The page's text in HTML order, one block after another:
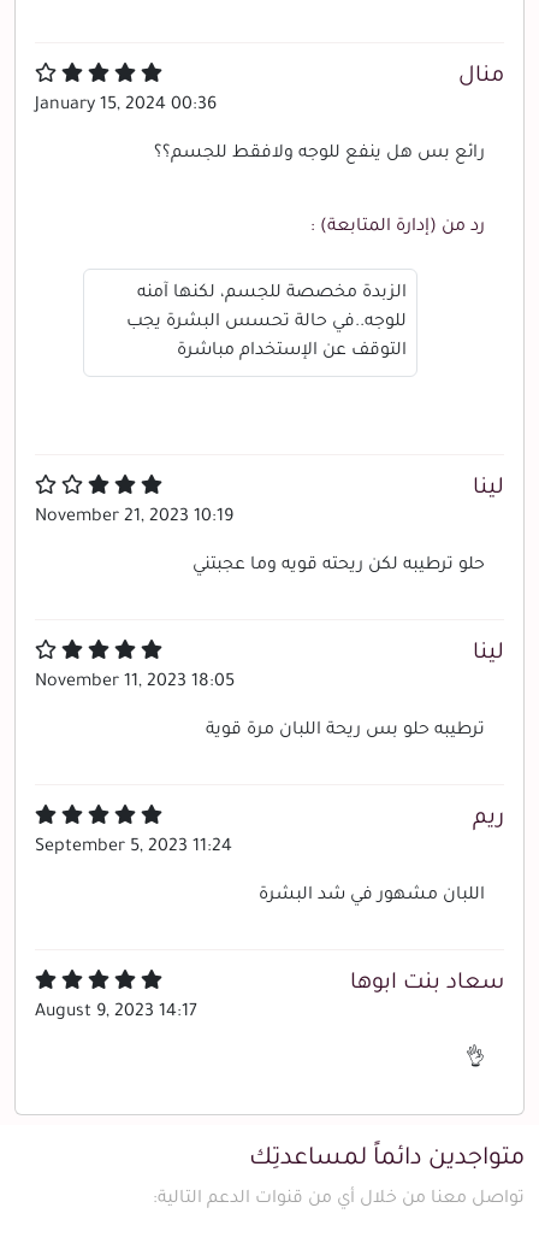
منال
January 15, 2024 00:36
رائع بس هل ينفع للوجه ولافقط للجسم؟؟
رد من (إدارة المتابعة) :
الزبدة مخصصة للجسم، لكنها آمنه
للوجه..في حالة تحسس البشرة يجب
التوقف عن الإستخدام مباشرة
لينا
November 21, 2023 10:19
حلو ترطيبه لكن ريحته قويه وما عجبتني
لينا
November 11, 2023 18:05
ترطيبه حلو بس ريحة اللبان مرة قوية
ريم
September 5, 2023 11:24
اللبان مشهور في شد البشرة
سعاد بنت ابوها
August 9, 2023 14:17
👌
متواجدين دائماً لمساعدتِك
تواصل معنا من خلال أي من قنوات الدعم التالية: